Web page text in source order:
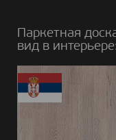
Паркетная
вид в